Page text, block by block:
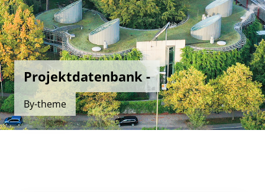
Projektdatenbank -
By-theme